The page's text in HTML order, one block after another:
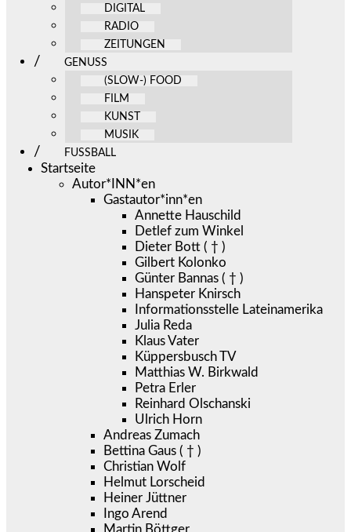
DIGITAL
RADIO
ZEITUNGEN
GENUSS
(SLOW-) FOOD
FILM
KUNST
MUSIK
FUSSBALL
Startseite
Autor*INN*en
Gastautor*inn*en
Annette Hauschild
Detlef zum Winkel
Dieter Bott ( † )
Gilbert Kolonko
Günter Bannas ( † )
Hanspeter Knirsch
Informationsstelle Lateinamerika
Julia Reda
Klaus Vater
Küppersbusch TV
Matthias W. Birkwald
Petra Erler
Reinhard Olschanski
Ulrich Horn
Andreas Zumach
Bettina Gaus ( † )
Christian Wolf
Helmut Lorscheid
Heiner Jüttner
Ingo Arend
Martin Böttger